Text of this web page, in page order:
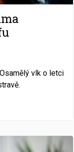
vlk o letci